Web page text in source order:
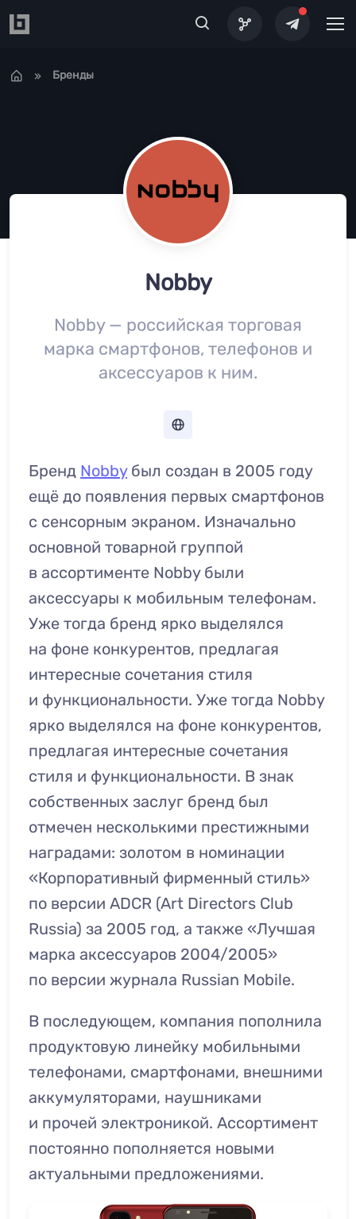
Бренды
Nobby
Nobby — российская торговая
марка смартфонов, телефонов и
аксессуаров к ним.
Бренд Nobbyбыл создан в 2005 году
ещё до появления первых смартфонов
с сенсорным экраном. Изначально
основной товарной группой
в ассортименте Nobby были
аксессуары к мобильным телефонам.
Уже тогда бренд ярко выделялся
на фоне конкурентов, предлагая
интересные сочетания стиля
и функциональности. Уже тогда Nobby
ярко выделялся на фоне конкурентов,
предлагая интересные сочетания
стиля и функциональности. В знак
собственных заслуг бренд был
отмечен несколькими престижными
наградами: золотом в номинации
«Корпоративный фирменный стиль»
по версии ADCR (Art Directors Club
Russia) за 2005 год, а также «Лучшая
марка аксессуаров 2004/2005»
по версии журнала Russian Mobile.
В последующем, компания пополнила
продуктовую линейку мобильными
телефонами, смартфонами, внешними
аккумуляторами, наушниками
и прочей электроникой. Ассортимент
постоянно пополняется новыми
актуальными предложениями.